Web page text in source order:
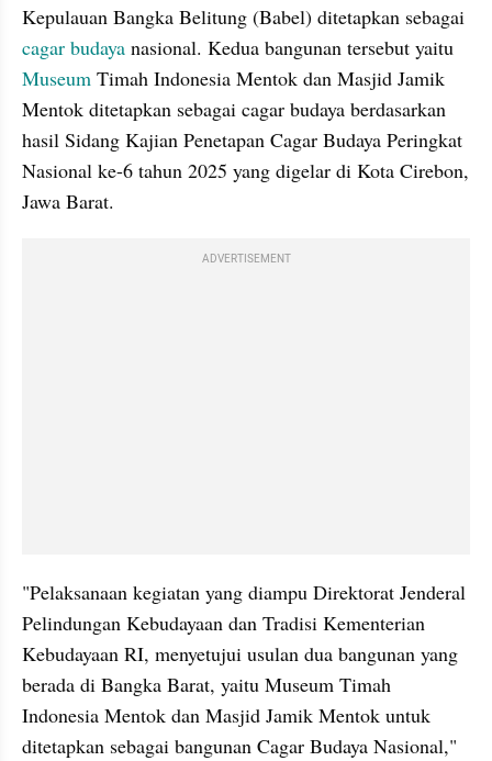
cagar budaya
Museum Timah Indonesia Mentok dan Masjid Jamik
Mentok ditetapkan sebagai cagar budaya berdasarkan
hasil Sidang Kajian Penetapan Cagar Budaya Peringkat
Nasional ke-6 tahun 2025 yang digelar di Kota Cirebon,
Jawa Barat.
ADVERTISEMENT
"Pelaksanaan kegiatan yang diampu Direktorat Jenderal
Pelindungan Kebudayaan dan Tradisi Kementerian
Kebudayaan RI, menyetujui usulan dua bangunan yang
berada di Bangka Barat, yaitu Museum Timah
Indonesia Mentok dan Masjid Jamik Mentok untuk
ditetapkan sebagai bangunan Cagar Budaya Nasional,"